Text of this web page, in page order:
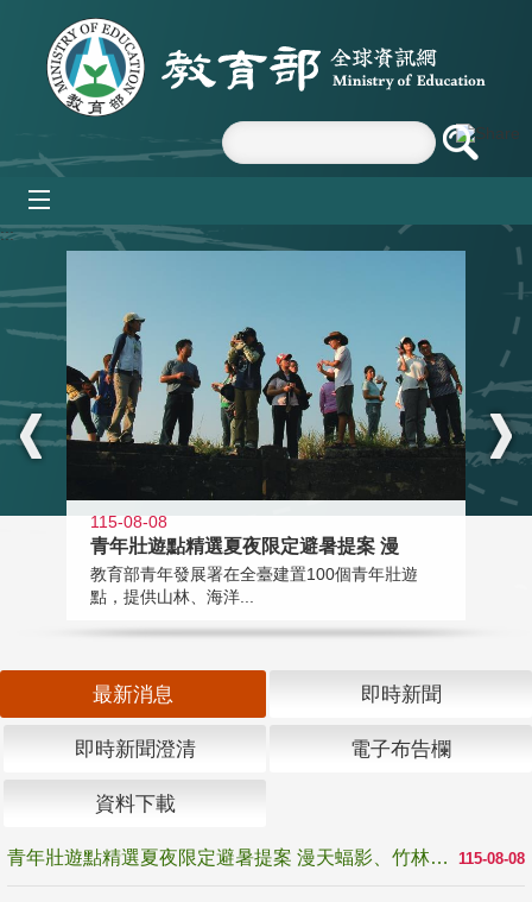
跳到主要內容區塊
:::
115-08-08
青年壯遊點精選夏夜限定避暑提案 漫
教育部青年發展署在全臺建置100個青年壯遊
點，提供山林、海洋...
最新消息 即時新聞
即時新聞澄清 電子布告欄
資料下載
115-08-08
青年壯遊點精選夏夜限定避暑提案 漫天蝠影、竹林尋蛙、茶香夜觀 邀青年暮色出發